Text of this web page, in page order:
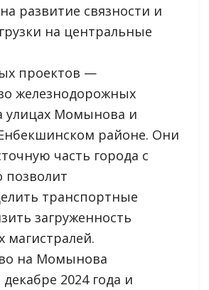
развитие связности и
на центральные
проектов —
железнодорожных
улицах Момынова и
районе. Они
часть города с
позволит
транспортные
загруженность
магистралей.
на Момынова
2024 года и